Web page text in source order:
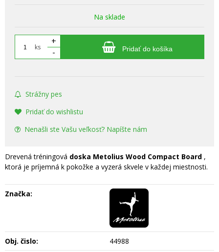
Na sklade
ks
+
-
Pridať do košíka
Strážny pes
Pridať do wishlistu
Nenašli ste Vašu veľkosť? Napíšte nám
Drevená tréningová doska Metolius Wood Compact Board ,
ktorá je príjemná k pokožke a vyzerá skvele v každej miestnosti.
Značka:
Obj. čislo: 44988